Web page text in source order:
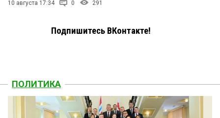
10 августа 17:34 0 291
Подпишитесь ВКонтакте!
ПОЛИТИКА